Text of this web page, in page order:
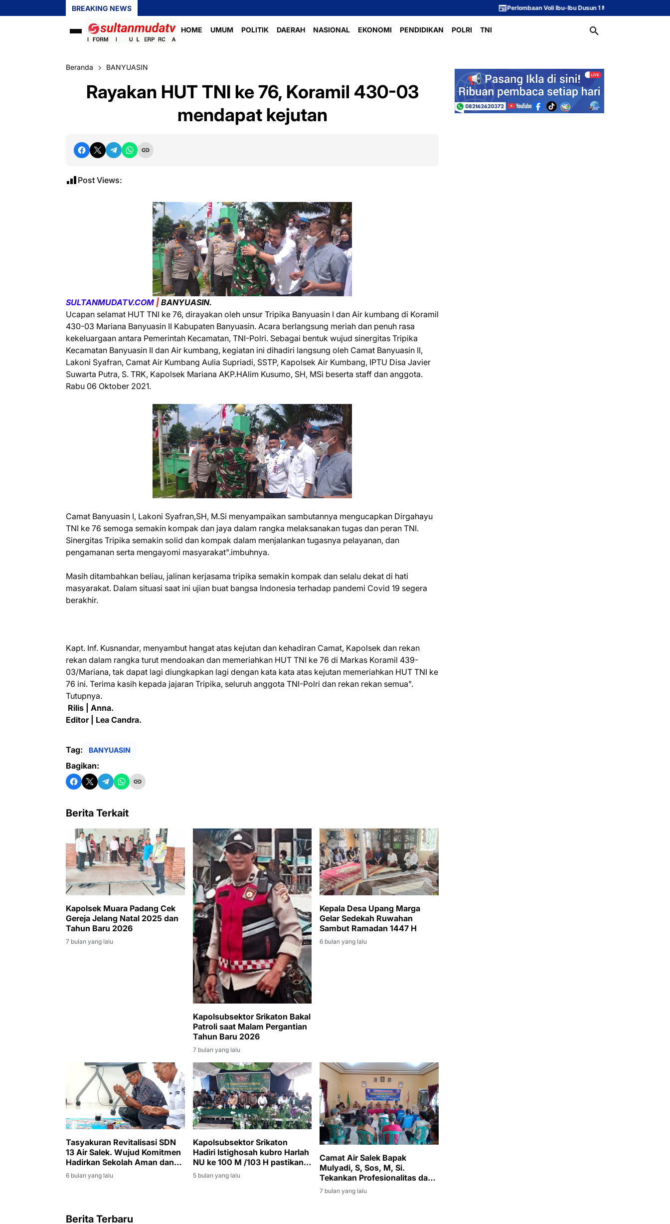
BREAKING NEWS Perlombaan Voli Ibu-Ibu Dusun 1 Meriahkan Peringatan HUT ke-81
HOME UMUM POLITIK DAERAH NASIONAL EKONOMI PENDIDIKAN POLRI TNI
Beranda BANYUASIN
Rayakan HUT TNI ke 76, Koramil 430-03
mendapat kejutan
Post Views:
SULTANMUDATV.COM | BANYUASIN.
Ucapan selamat HUT TNI ke 76, dirayakan oleh unsur Tripika Banyuasin I dan Air kumbang di Koramil
430-03 Mariana Banyuasin II Kabupaten Banyuasin. Acara berlangsung meriah dan penuh rasa
kekeluargaan antara Pemerintah Kecamatan, TNI-Polri. Sebagai bentuk wujud sinergitas Tripika
Kecamatan Banyuasin II dan Air kumbang, kegiatan ini dihadiri langsung oleh Camat Banyuasin II,
Lakoni Syafran, Camat Air Kumbang Aulia Supriadi, SSTP, Kapolsek Air Kumbang, IPTU Disa Javier
Suwarta Putra, S. TRK, Kapolsek Mariana AKP.HAlim Kusumo, SH, MSi beserta staff dan anggota.
Rabu 06 Oktober 2021.
Camat Banyuasin I, Lakoni Syafran,SH, M.Si menyampaikan sambutannya mengucapkan Dirgahayu
TNI ke 76 semoga semakin kompak dan jaya dalam rangka melaksanakan tugas dan peran TNI.
Sinergitas Tripika semakin solid dan kompak dalam menjalankan tugasnya pelayanan, dan
pengamanan serta mengayomi masyarakat".imbuhnya.
Masih ditambahkan beliau, jalinan kerjasama tripika semakin kompak dan selalu dekat di hati
masyarakat. Dalam situasi saat ini ujian buat bangsa Indonesia terhadap pandemi Covid 19 segera
berakhir.
Kapt. Inf. Kusnandar, menyambut hangat atas kejutan dan kehadiran Camat, Kapolsek dan rekan
rekan dalam rangka turut mendoakan dan memeriahkan HUT TNI ke 76 di Markas Koramil 439-
03/Mariana, tak dapat lagi diungkapkan lagi dengan kata kata atas kejutan memeriahkan HUT TNI ke
76 ini. Terima kasih kepada jajaran Tripika, seluruh anggota TNI-Polri dan rekan rekan semua".
Tutupnya.
Rilis | Anna.
Editor | Lea Candra.
Tag: BANYUASIN
Bagikan:
Berita Terkait
Kapolsek Muara Padang Cek
Gereja Jelang Natal 2025 dan
Tahun Baru 2026
7 bulan yang lalu
Kapolsubsektor Srikaton Bakal
Patroli saat Malam Pergantian
Tahun Baru 2026
7 bulan yang lalu
Kepala Desa Upang Marga
Gelar Sedekah Ruwahan
Sambut Ramadan 1447 H
6 bulan yang lalu
Tasyakuran Revitalisasi SDN
13 Air Salek. Wujud Komitmen
Hadirkan Sekolah Aman dan
Layak
6 bulan yang lalu
Kapolsubsektor Srikaton
Hadiri Istighosah kubro Harlah
NU ke 100 M /103 H pastikan
Kegiatan Keagamaan Berjalan
Aman dan Kondusif
5 bulan yang lalu
Camat Air Salek Bapak
Mulyadi, S, Sos, M, Si.
Tekankan Profesionalitas dan
Transparansi Pemerintah Desa
7 bulan yang lalu
Berita Terbaru